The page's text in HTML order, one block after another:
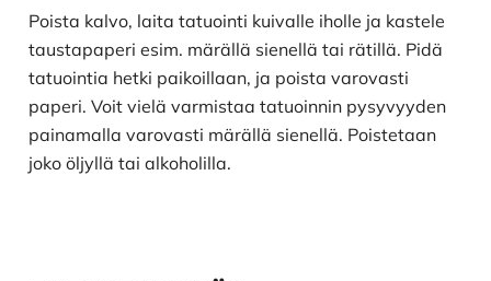
Poista kalvo, laita tatuointi kuivalle iholle ja kastele
taustapaperi esim. märällä sienellä tai rätillä. Pidä
tatuointia hetki paikoillaan, ja poista varovasti
paperi. Voit vielä varmistaa tatuoinnin pysyvyyden
painamalla varovasti märällä sienellä. Poistetaan
joko öljyllä tai alkoholilla.